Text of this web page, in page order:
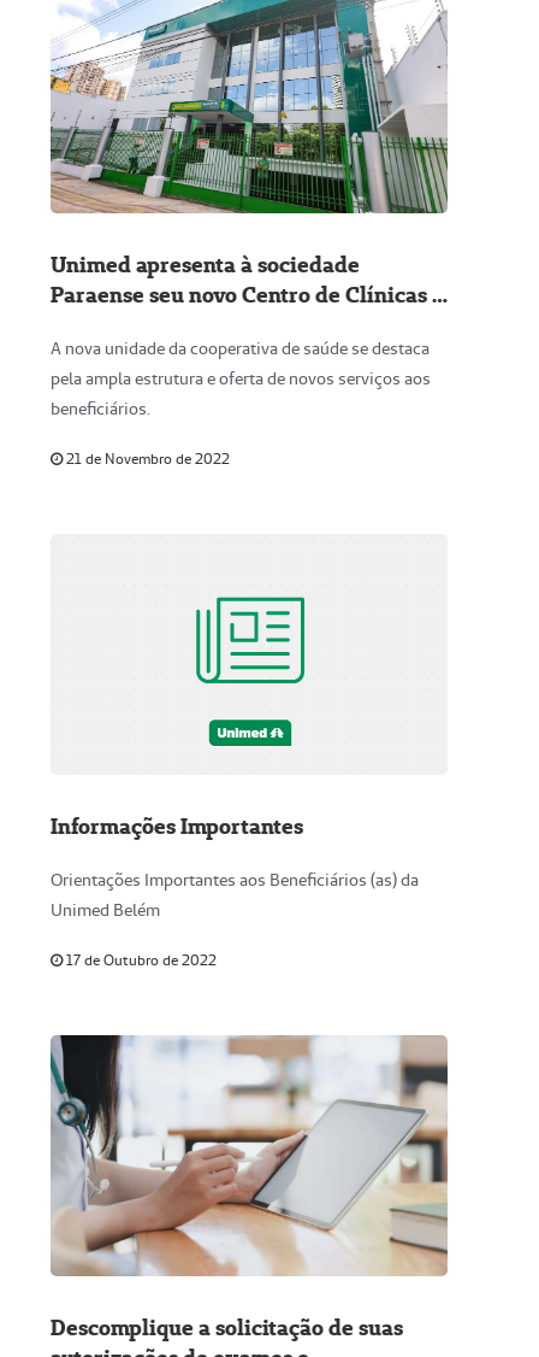
Unimed apresenta à sociedade
Paraense seu novo Centro de Clínicas e
A nova unidade da cooperativa de saúde se destaca
pela ampla estrutura e oferta de novos serviços aos
beneficiários.
21 de Novembro de 2022
Informações Importantes
Orientações Importantes aos Beneficiários (as) da
Unimed Belém
17 de Outubro de 2022
Descomplique a solicitação de suas